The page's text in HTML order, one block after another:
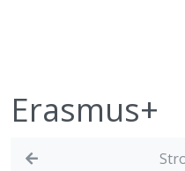
Erasmus+